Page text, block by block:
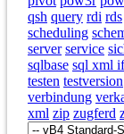
qsh query rdi rds
scheduling
server service
sqlbase sql xml
testen testversion
verbindung
xml zip zugferd